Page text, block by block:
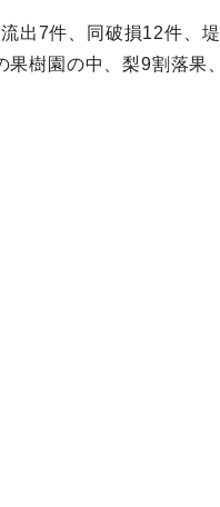
出7件、同破損12件、堤
樹園の中、梨9割落果、